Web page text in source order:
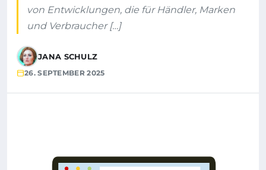
von Entwicklungen, die für Händler, Marken
und Verbraucher […]
JANA SCHULZ
26. SEPTEMBER 2025